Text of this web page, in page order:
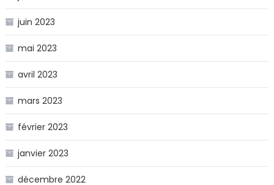
juin 2023
mai 2023
avril 2023
mars 2023
février 2023
janvier 2023
décembre 2022